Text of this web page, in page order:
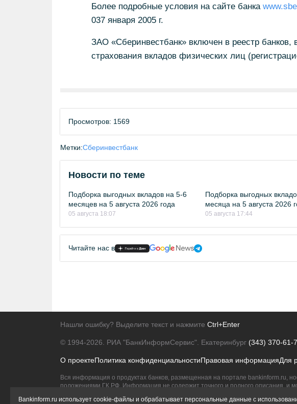
Более подробные условия на сайте банка
037 января 2005 г.
ЗАО «Сберинвестбанк» включен в реестр банков,
страхования вкладов физических лиц
Просмотров: 1569
Метки:Сберинвестбанк
Новости по теме
Подборка выгодных вкладов на 5-6
месяцев на 5 августа 2026 года
05 августа 18:07
Подборка выгодных
месяца на 5 августа 2026
05 августа 17:44
Читайте нас в
Нашли ошибку? Выделите текст и нажмите Ctrl+Enter
© 1994-2026. РИА "БанкИнформСервис". Екатеринбург (343) 370-61-
О проектеПолитика конфиденциальностиПравовая информацияДля
Вся информация о продуктах банков, размещенная на портале bankinform.ru,
положениями ГК РФ. Информация не содержит точного и полного описания, и
Bankinform.ru использует cookie-файлы и обрабатывает персональные данные с